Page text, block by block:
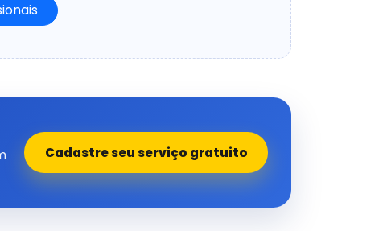
Cadastre seu serviço gratuito